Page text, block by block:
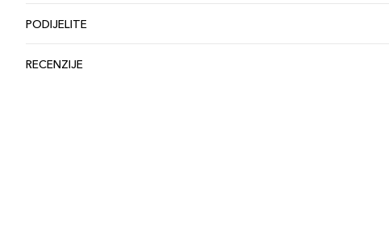
PODIJELITE
RECENZIJE